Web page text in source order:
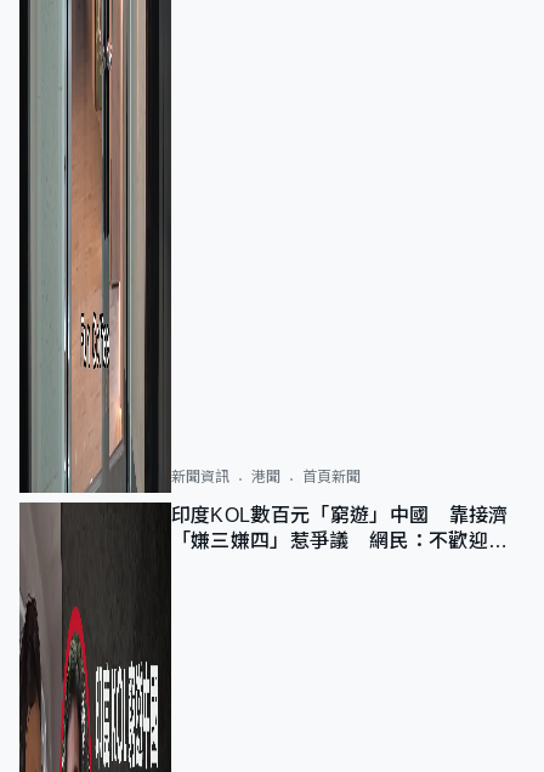
新聞資訊 港聞 首頁新聞
印度KOL數百元「窮遊」中國 靠接濟
「嫌三嫌四」惹爭議 網民：不歡迎劣